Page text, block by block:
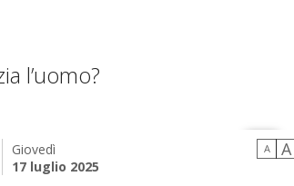
l’uomo?
Giovedì
17 luglio 2025
A A